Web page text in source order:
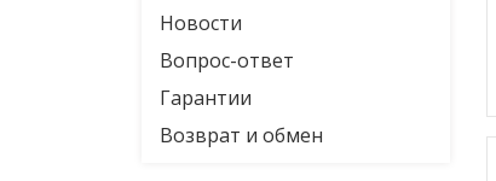
Новости
Вопрос-ответ
Гарантии
Возврат и обмен